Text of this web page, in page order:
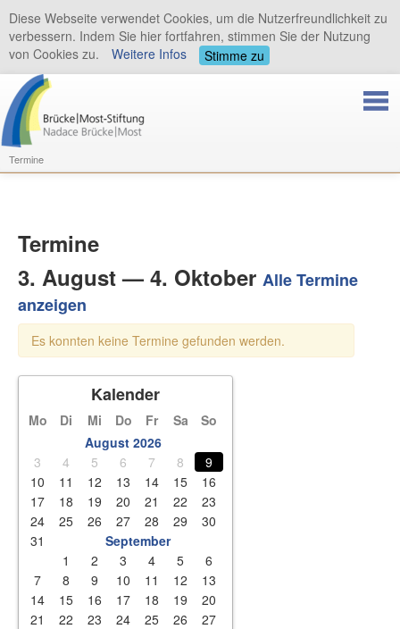
Termine
Termine
3. August — 4. Oktober Alle Termine
anzeigen
Es konnten keine Termine gefunden werden.
Kalender
Mo Di Mi Do Fr Sa
So
August 2026
3
4 5 6 7 8
9
10
11 12 13 14 15
16
17
18 19 20 21 22
23
24
25 26 27 28 29
30
31
September
1
2 3 4 5
6
7
8 9 10 11 12
13
14
15 16 17 18 19
20
21
22 23 24 25 26
27
Diese Webseite verwendet Cookies, um die Nutzerfreundlichkeit zu
verbessern. Indem Sie hier fortfahren, stimmen Sie der Nutzung
von Cookies zu.
Weitere Infos Stimme zu